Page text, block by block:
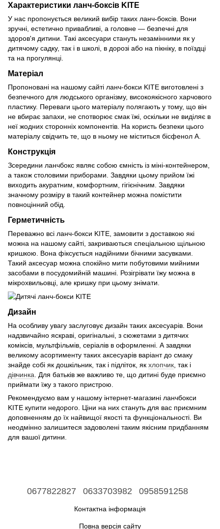
Характеристики ланч-боксів KITE
У нас пропонується великий вибір таких ланч-боксів. Вони
зручні, естетично привабливі, а головне — безпечні для
здоров'я дитини. Такі аксесуари стануть незамінними як у
дитячому садку, так і в школі, в дорозі або на пікніку, в поїздці
та на прогулянці.
Матеріал
Пропоновані на нашому сайті ланч-бокси KITE виготовлені з
безпечного для людського організму, високоякісного харчового
пластику. Переваги цього матеріалу полягають у тому, що він
не вбирає запахи, не спотворює смак їжі, оскільки не виділяє в
неї жодних сторонніх компонентів. На користь безпеки цього
матеріалу свідчить те, що в ньому не міститься бісфенол А.
Конструкція
Зсередини ланчбокс являє собою ємність із міні-контейнером,
а також столовими приборами. Завдяки цьому прийом їжі
виходить акуратним, комфортним, гігієнічним. Завдяки
значному розміру в такий контейнер можна помістити
повноцінний обід.
Герметичність
Переважно всі ланч-бокси KITE, замовити з доставкою які
можна на нашому сайті, закриваються спеціальною щільною
кришкою. Вона фіксується надійними бічними засувками.
Такий аксесуар можна спокійно мити побутовими мийними
засобами в посудомийній машині. Розігрівати їжу можна в
мікрохвильовці, але кришку при цьому знімати.
Дизайн
На особливу увагу заслуговує дизайн таких аксесуарів. Вони
надзвичайно яскраві, оригінальні, з сюжетами з дитячих
коміксів, мультфільмів, серіалів в оформленні. А завдяки
великому асортименту таких аксесуарів варіант до смаку
знайде собі як дошкільник, так і підліток, як хлопчик , так і
дівчинка . Для батьків же важливо те, що дитині буде приємно
приймати їжу з такого пристрою.
Рекомендуємо вам у нашому інтернет-магазині ланчбокси
KITE купити недорого. Ціни на них стануть для вас приємним
доповненням до їх найвищої якості та функціональності. Ви
неодмінно залишитеся задоволені таким якісним придбанням
для вашої дитини.
0677822827 0633703982 0958591258
Контактна інформація
Повна версія сайту